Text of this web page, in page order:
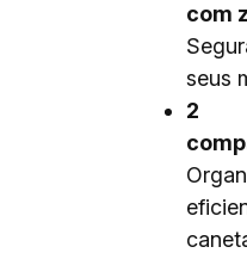
com
seus
2